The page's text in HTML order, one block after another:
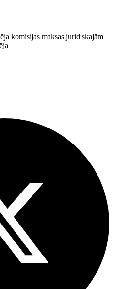
komisijas maksas juridiskajām